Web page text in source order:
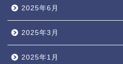
2025年6月
2025年3月
2025年1月